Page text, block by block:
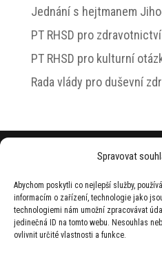
Spravovat
Abychom poskytli co nejlepší služby,
informacím o zařízení, technologie jako
technologiemi nám umožní zpracovávat
jedinečná ID na tomto webu. Nesouhlas
ovlivnit určité vlastnosti a funkce.
Jednání s hejtmanem
PT RHSD pro zdravotnictví
PT RHSD pro kulturní
Rada vlády pro duševní
© 2026 Jiří Horecký –
Web vytvořila firma
agenturou